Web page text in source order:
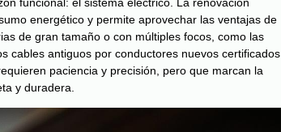
energético y permite aprovechar las ventajas de
de gran tamaño o con múltiples focos, como las
cables antiguos por conductores nuevos certificados
paciencia y precisión, pero que marcan la
y duradera.